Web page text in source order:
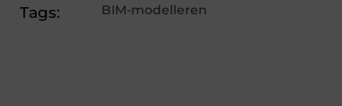
Tags: BIM-modelleren